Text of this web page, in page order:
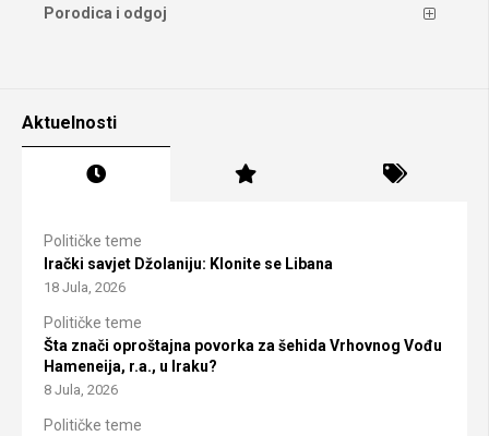
Porodica i odgoj
Aktuelnosti
Političke teme
Irački savjet Džolaniju: Klonite se Libana
18 Jula, 2026
Političke teme
Šta znači oproštajna povorka za šehida Vrhovnog Vođu
Hameneija, r.a., u Iraku?
8 Jula, 2026
Političke teme